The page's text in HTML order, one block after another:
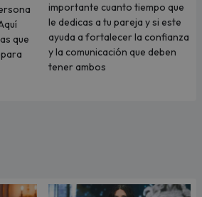
que
importante cuanto tiempo que
le dedicas a tu pareja y si este
ayuda a fortalecer la confianza
y la comunicación que deben
tener ambos